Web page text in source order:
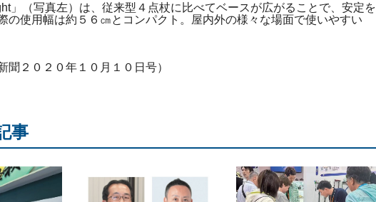
」（写真左）は、従来型４点杖に比べてベースが広がることで、安定を
の使用幅は約５６㎝とコンパクト。屋内外の様々な場面で使いやすい
聞２０２０年１０月１０日号）
事